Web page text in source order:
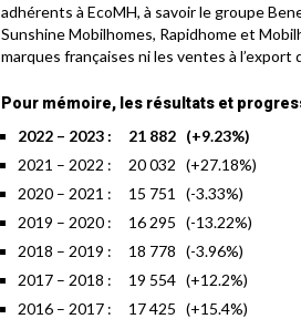
adhérents à EcoMH, à savoir le groupe
Sunshine Mobilhomes, Rapidhome et
marques françaises ni les ventes à
Pour mémoire, les résultats et
2022 – 2023 : 21 882 (+9.23%)
2021 – 2022 : 20 032 (+27.18%)
2020 – 2021 : 15 751 (-3.33%)
2019 – 2020 : 16 295 (-13.22%)
2018 – 2019 : 18 778 (-3.96%)
2017 – 2018 : 19 554 (+12.2%)
2016 – 2017 : 17 425 (+15.4%)